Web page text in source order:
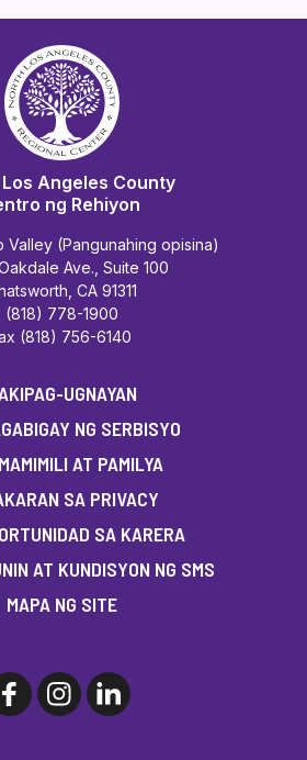
Angeles County
ng Rehiyon
Valley (Pangunahing opisina)
Ave., Suite 100
CA 91311
(818) 778-1900
(818) 756-6140
UGNAYAN
NG SERBISYO
AT PAMILYA
SA PRIVACY
SA KARERA
AT KUNDISYON NG SMS
MAPA NG SITE